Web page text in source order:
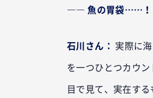
―― 魚の胃袋……！
石川さん： 実際に
を一つひとつカウ
目で見て、実在す